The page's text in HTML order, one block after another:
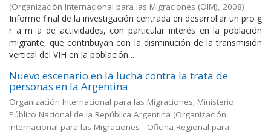
(Organización Internacional para las Migraciones (OIM), 2008)
Informe final de la investigación centrada en desarrollar un pro g
r a m a de actividades, con particular interés en la población
migrante, que contribuyan con la disminución de la transmisión
vertical del VIH en la población ...
Nuevo escenario en la lucha contra la trata de
personas en la Argentina
Organización Internacional para las Migraciones; Ministerio
Público Nacional de la República Argentina (Organización
Internacional para las Migraciones - Oficina Regional para